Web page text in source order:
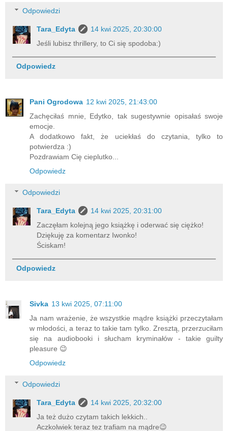
Odpowiedzi
Tara_Edyta
14 kwi 2025, 20:30:00
Jeśli lubisz thrillery, to Ci się spodoba:)
Odpowiedz
Pani Ogrodowa 12 kwi 2025, 21:43:00
Zachęciłaś mnie, Edytko, tak sugestywnie opisałaś swoje
emocje.
A dodatkowo fakt, że uciekłaś do czytania, tylko to
potwierdza :)
Pozdrawiam Cię cieplutko...
Odpowiedz
Odpowiedzi
Tara_Edyta
14 kwi 2025, 20:31:00
Zaczęłam kolejną jego książkę i oderwać się ciężko!
Dziękuję za komentarz Iwonko!
Ściskam!
Odpowiedz
Sivka 13 kwi 2025, 07:11:00
Ja nam wrażenie, że wszystkie mądre książki przeczytałam
w młodości, a teraz to takie tam tylko. Zresztą, przerzuciłam
się na audiobooki i słucham kryminałów - takie guilty
pleasure 😉
Odpowiedz
Odpowiedzi
Tara_Edyta
14 kwi 2025, 20:32:00
Ja też dużo czytam takich lekkich..
Aczkolwiek teraz tez trafiam na mądre😉